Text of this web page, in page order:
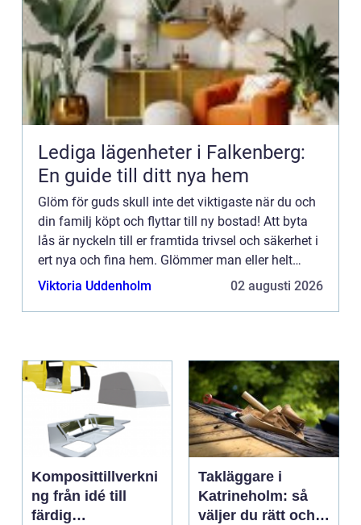
Lediga lägenheter i Falkenberg:
En guide till ditt nya hem
Glöm för guds skull inte det viktigaste när du och
din familj köpt och flyttar till ny bostad! Att byta
lås är nyckeln till er framtida trivsel och säkerhet i
ert nya och fina hem. Glömmer man eller helt
enkel...
Viktoria Uddenholm 02 augusti 2026
Komposittillverkni
ng från idé till
färdig
Takläggare i
Katrineholm: så
väljer du rätt och